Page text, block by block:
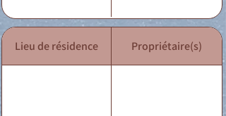
Lieu de résidence Propriétaire(s)